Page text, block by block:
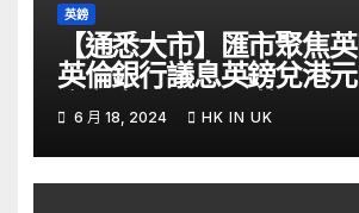
英鎊
【通悉大市】匯市聚焦
英倫銀行議息英鎊兌港
金留意 – Now 財經
6 月 18, 2024 HK IN UK